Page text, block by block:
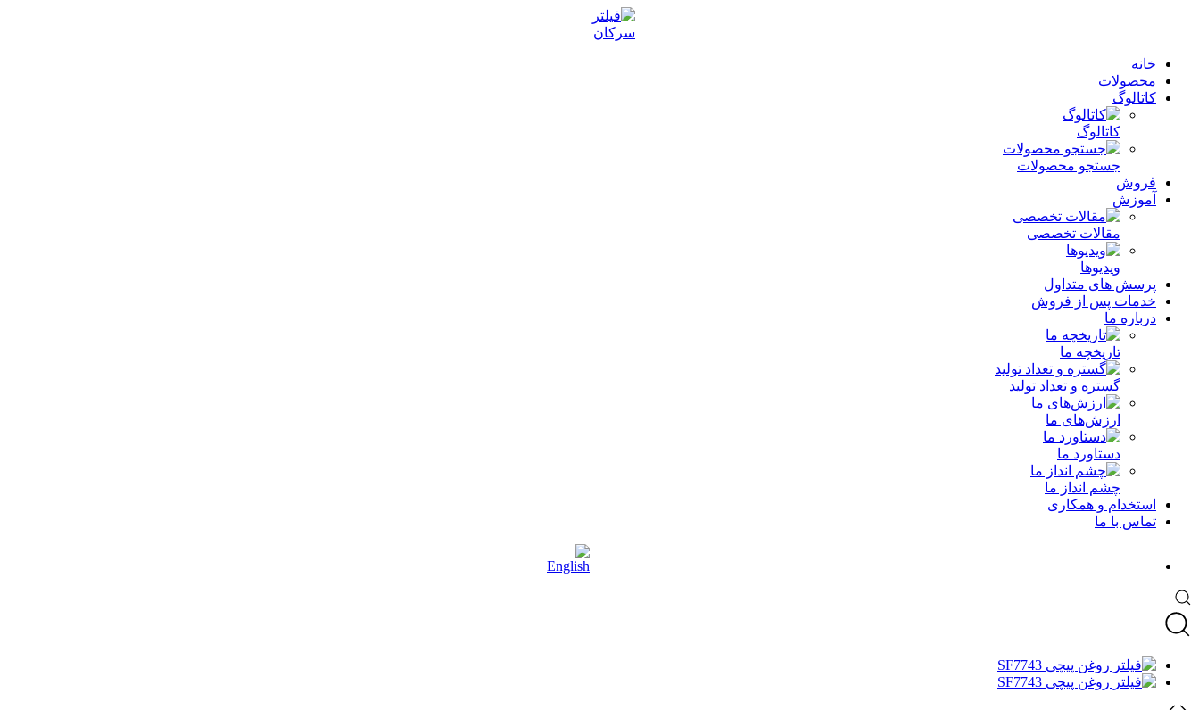
خانه
محصولات
کاتالوگ
کاتالوگ
جستجو محصولات
فروش
آموزش
مقالات تخصصی
ویدیوها
پرسش های متداول
خدمات پس از فروش
درباره ما
تاریخچه ما
گستره و تعداد تولید
ارزش‌های ما
دستاورد ما
چشم انداز ما
استخدام و همکاری
تماس با ما